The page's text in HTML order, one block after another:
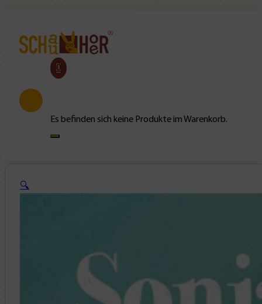
0
Es befinden sich keine Produkte im Warenkorb.
🔍